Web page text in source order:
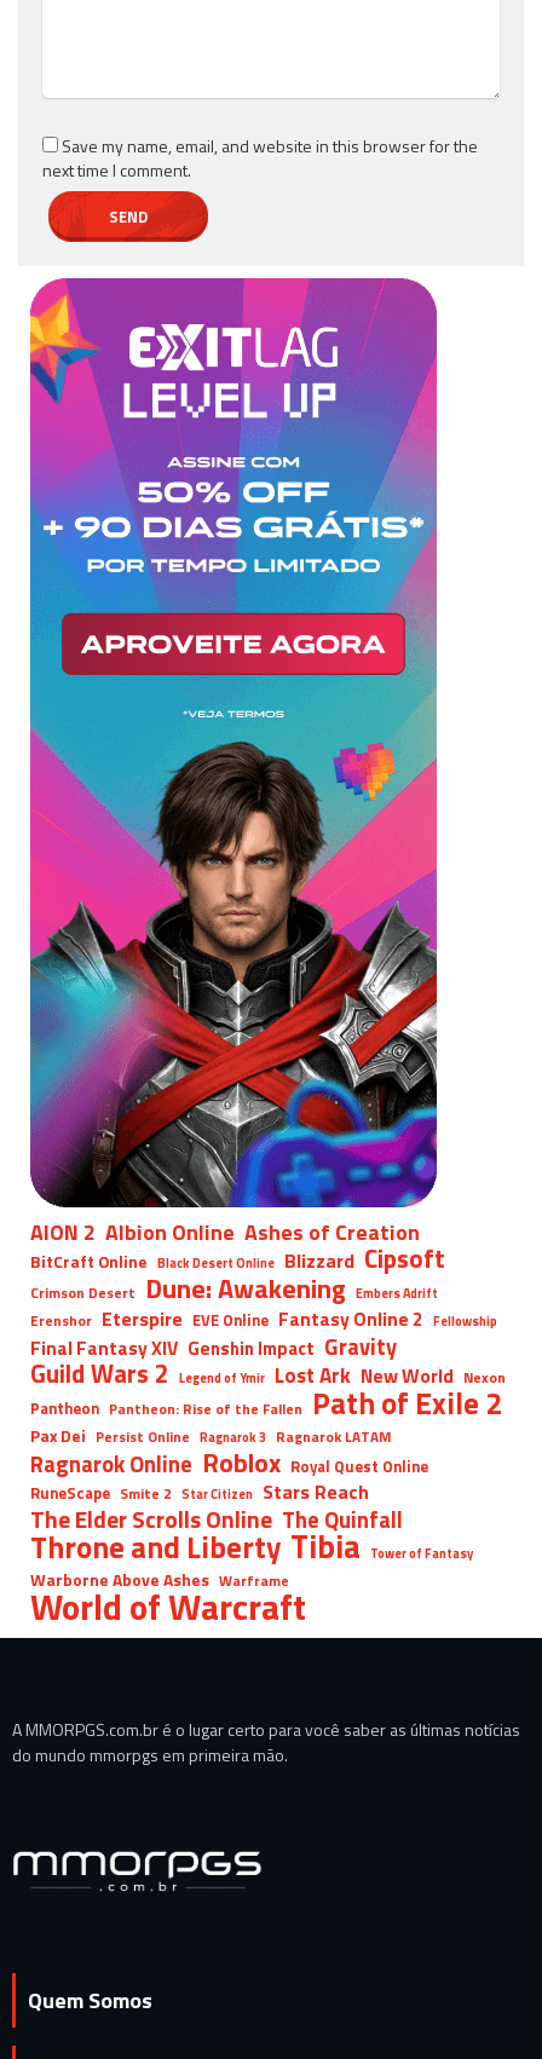
Save my name, email, and website in this browser for the
next time I comment.
AION 2 Albion Online Ashes of Creation
BitCraft Online Black Desert Online Blizzard Cipsoft
Crimson Desert Dune: Awakening Embers Adrift
Erenshor Eterspire EVE Online Fantasy Online 2 Fellowship
Final Fantasy XIV Genshin Impact Gravity
Guild Wars 2 Legend of Ymir Lost Ark New World Nexon
Pantheon Pantheon: Rise of the Fallen Path of Exile 2
Pax Dei Persist Online Ragnarok 3 Ragnarok LATAM
Ragnarok Online Roblox Royal Quest Online
RuneScape Smite 2 Star Citizen Stars Reach
The Elder Scrolls Online The Quinfall
Throne and Liberty Tibia Tower of Fantasy
Warborne Above Ashes Warframe
World of Warcraft
A MMORPGS.com.br é o lugar certo para você saber as últimas notícias
do mundo mmorpgs em primeira mão.
Quem Somos